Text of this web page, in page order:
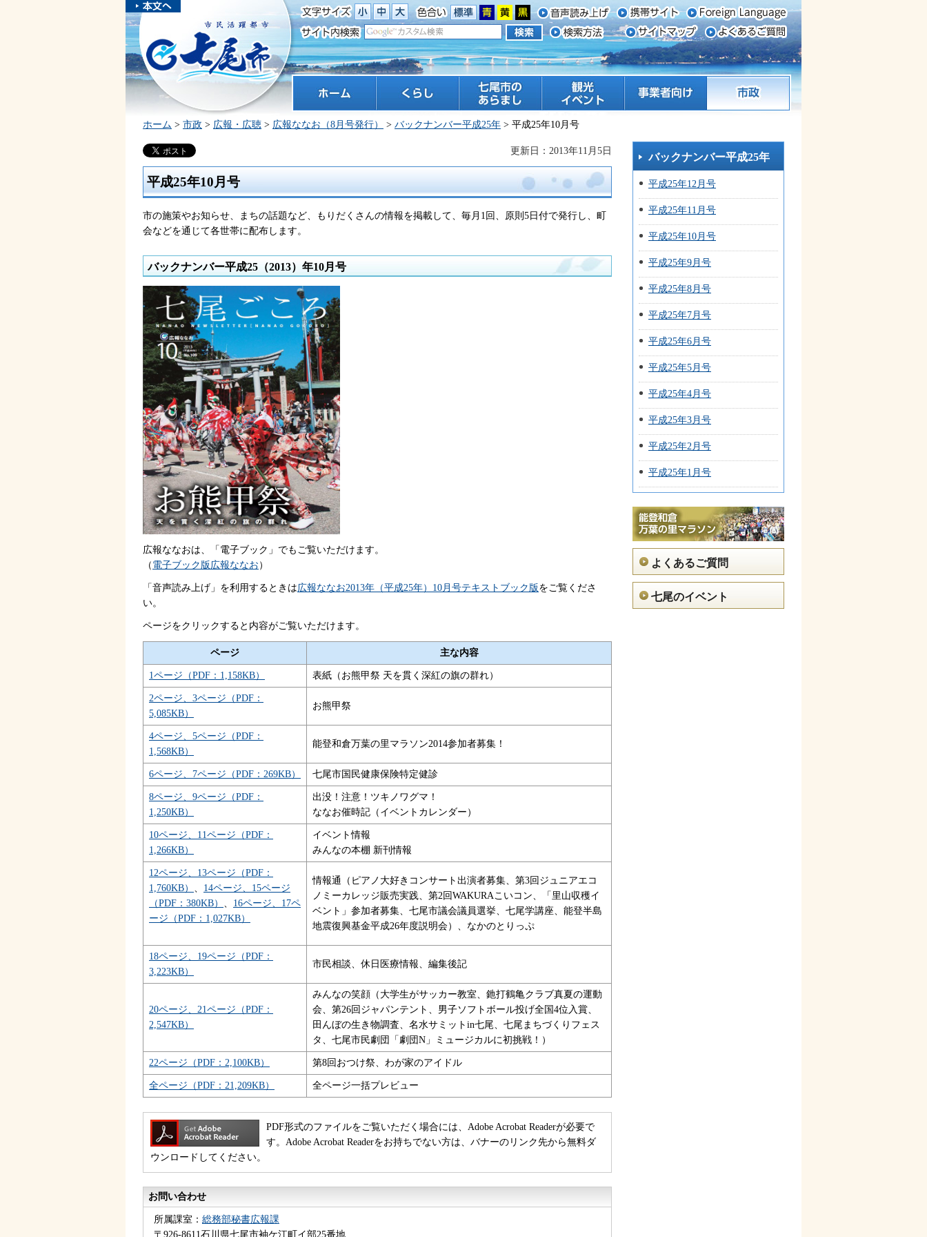
本文へスキ
ップしま
す。
市民活躍都市 七尾市
七尾市のあらまし 観光 イベント 市政
ホーム > 市政 > 広報・広聴 > 広報ななお（8月号発行） > バックナンバー平成25年 > 平成25年10月号
更新日：2013年11月5日
平成25年10月号
市の施策やお知らせ、まちの話題など、もりだくさんの情報を掲載して、毎月1回、原則5日付で発行し、町
会などを通じて各世帯に配布します。
バックナンバー平成25（2013）年10月号
広報ななおは、「電子ブック」でもご覧いただけます。
（ 電子ブック版広報ななお ）
「音声読み上げ」を利用するときは広報ななお2013年（平成25年）10月号テキストブック版をご覧くださ
い。
ページをクリックすると内容がご覧いただけます。
ページ 主な内容
1ページ（PDF：1,158KB） 表紙（お熊甲祭 天を貫く深紅の旗の群れ）
2ページ、3ページ（PDF：
5,085KB）
お熊甲祭
4ページ、5ページ（PDF：
1,568KB）
能登和倉万葉の里マラソン2014参加者募集！
6ページ、7ページ（PDF：269KB） 七尾市国民健康保険特定健診
8ページ、9ページ（PDF：
1,250KB）
出没！注意！ツキノワグマ！
ななお催時記（イベントカレンダー）
10ページ、11ページ（PDF：
1,266KB）
イベント情報
みんなの本棚 新刊情報
12ページ、13ページ（PDF：
1,760KB） 、 14ページ、15ページ
（PDF：380KB） 、 16ページ、17ペ
ージ（PDF：1,027KB）
情報通（ピアノ大好きコンサート出演者募集、第3回ジュニアエコ
ノミーカレッジ販売実践、第2回WAKURAこいコン、「里山収穫イ
ベント」参加者募集、七尾市議会議員選挙、七尾学講座、能登半島
地震復興基金平成26年度説明会）、なかのとりっぷ
18ページ、19ページ（PDF：
3,223KB）
市民相談、休日医療情報、編集後記
20ページ、21ページ（PDF：
2,547KB）
みんなの笑顔（大学生がサッカー教室、釶打鶴亀クラブ真夏の運動
会、第26回ジャパンテント、男子ソフトボール投げ全国4位入賞、
田んぼの生き物調査、名水サミットin七尾、七尾まちづくりフェス
タ、七尾市民劇団「劇団N」ミュージカルに初挑戦！）
22ページ（PDF：2,100KB） 第8回おつけ祭、わが家のアイドル
全ページ（PDF：21,209KB） 全ページ一括プレビュー
PDF形式のファイルをご覧いただく場合には、Adobe Acrobat Readerが必要で
す。Adobe Acrobat Readerをお持ちでない方は、バナーのリンク先から無料ダ
ウンロードしてください。
お問い合わせ
所属課室： 総務部秘書広報課
〒926-8611石川県七尾市袖ケ江町イ部25番地
バックナンバー平成25年
平成25年12月号
平成25年11月号
平成25年10月号
平成25年9月号
平成25年8月号
平成25年7月号
平成25年6月号
平成25年5月号
平成25年4月号
平成25年3月号
平成25年2月号
平成25年1月号
よくあるご質問
七尾のイベント